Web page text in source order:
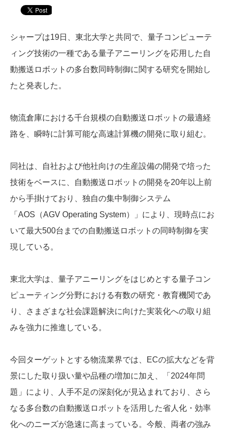
シャープは19日、東北大学と共同で、量子コンピューテ
ィング技術の一種である量子アニーリングを応用した自
動搬送ロボットの多台数同時制御に関する研究を開始し
たと発表した。
物流倉庫における千台規模の自動搬送ロボットの最適経
路を、瞬時に計算可能な高速計算機の開発に取り組む。
同社は、自社および他社向けの生産設備の開発で培った
技術をベースに、自動搬送ロボットの開発を20年以上前
から手掛けており、独自の集中制御システム
「AOS（AGV Operating System）」により、現時点にお
いて最大500台までの自動搬送ロボットの同時制御を実
現している。
東北大学は、量子アニーリングをはじめとする量子コン
ピューティング分野における有数の研究・教育機関であ
り、さまざまな社会課題解決に向けた実装化への取り組
みを強力に推進している。
今回ターゲットとする物流業界では、ECの拡大などを背
景にした取り扱い量や品種の増加に加え、「2024年問
題」により、人手不足の深刻化が見込まれており、さら
なる多台数の自動搬送ロボットを活用した省人化・効率
化へのニーズが急速に高まっている。今般、両者の強み